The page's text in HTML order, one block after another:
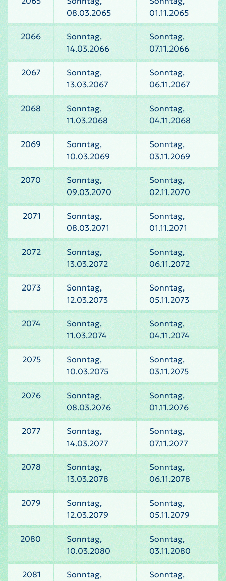
08.03.2065
01.11.2065
2066
Sonntag,
14.03.2066
Sonntag,
07.11.2066
2067
Sonntag,
13.03.2067
Sonntag,
06.11.2067
2068
Sonntag,
11.03.2068
Sonntag,
04.11.2068
2069
Sonntag,
10.03.2069
Sonntag,
03.11.2069
2070
Sonntag,
09.03.2070
Sonntag,
02.11.2070
2071
Sonntag,
08.03.2071
Sonntag,
01.11.2071
2072
Sonntag,
13.03.2072
Sonntag,
06.11.2072
2073
Sonntag,
12.03.2073
Sonntag,
05.11.2073
2074
Sonntag,
11.03.2074
Sonntag,
04.11.2074
2075
Sonntag,
10.03.2075
Sonntag,
03.11.2075
2076
Sonntag,
08.03.2076
Sonntag,
01.11.2076
2077
Sonntag,
14.03.2077
Sonntag,
07.11.2077
2078
Sonntag,
13.03.2078
Sonntag,
06.11.2078
2079
Sonntag,
12.03.2079
Sonntag,
05.11.2079
2080
Sonntag,
10.03.2080
Sonntag,
03.11.2080
2081
Sonntag,
Sonntag,